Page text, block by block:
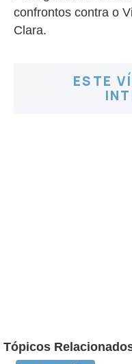
confrontos contra o
Clara.
ESTE
Tópicos